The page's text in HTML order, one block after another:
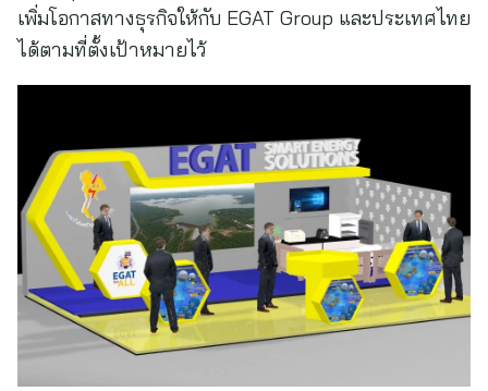
เพิ่มโอกาสทางธุรกิจให้กับ EGAT Group และประเทศไทย
ได้ตามที่ตั้งเป้าหมายไว้